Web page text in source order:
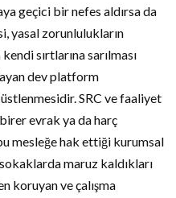
geçici bir nefes aldırsa da
yasal zorunlulukların
sırtlarına sarılması
dev platform
SRC ve faaliyet
evrak ya da harç
mesleğe hak ettiği kurumsal
maruz kaldıkları
koruyan ve çalışma